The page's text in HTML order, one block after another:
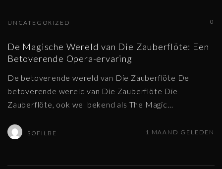
0
UNCATEGORIZED
De Magische Wereld van Die Zauberflöte: Een
Betoverende Opera-ervaring
De betoverende wereld van Die Zauberflöte De
betoverende wereld van Die Zauberflöte Die
Zauberflöte, ook wel bekend als The Magic…
SOFILBE 1 MAAND GELEDEN